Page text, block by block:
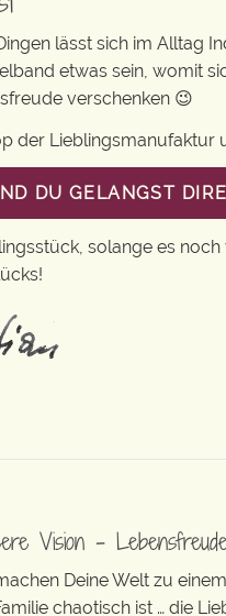
lässt sich im Alltag
etwas sein, womit
verschenken 😉
der Lieblingsmanufaktur
DU GELANGST
solange es
Vision –
Deine Welt zu
chaotisch ist … die